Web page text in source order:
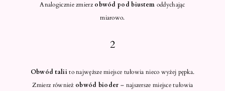
Analogicznie zmierz obwód pod biustem oddychając
miarowo.
2
Obwód taliito najwęższe miejsce tułowia nieco wyżej pępka.
Zmierz również obwód bioder – najszersze miejsce tułowia